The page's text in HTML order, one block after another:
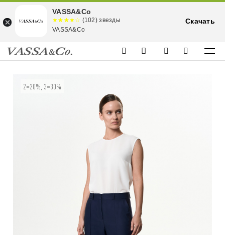
2=20%, 3=30%
VASSA&Co
☆☆☆☆☆
★★★★
★
(102) звезды
VASSA&Co
Скачать